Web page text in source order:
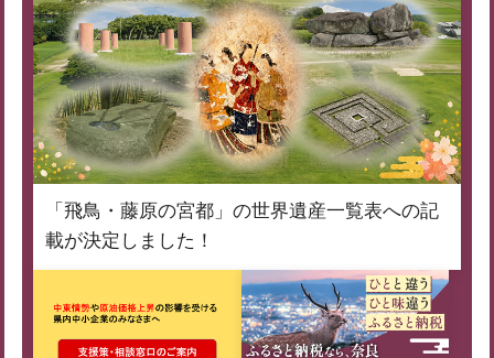
「飛鳥・藤原の宮都」の世界遺産一覧表への記
載が決定しました！